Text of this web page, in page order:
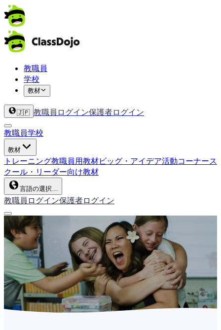
教職員
学校
教材
🇯🇵 教職員ログイン保護者ログイン
教職員学校
教材
トレーニング教職員用教材ビッグ・アイデア活動コーナース
クール・リーダー向け教材
言語の選択…
教職員ログイン保護者ログイン